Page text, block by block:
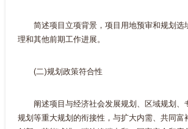
简述项目立项背景，项目用地预审和规划选
理和其他前期工作进展。
(二)规划政策符合性
阐述项目与经济社会发展规划、区域规划、
规划等重大规划的衔接性，与扩大内需、共同富